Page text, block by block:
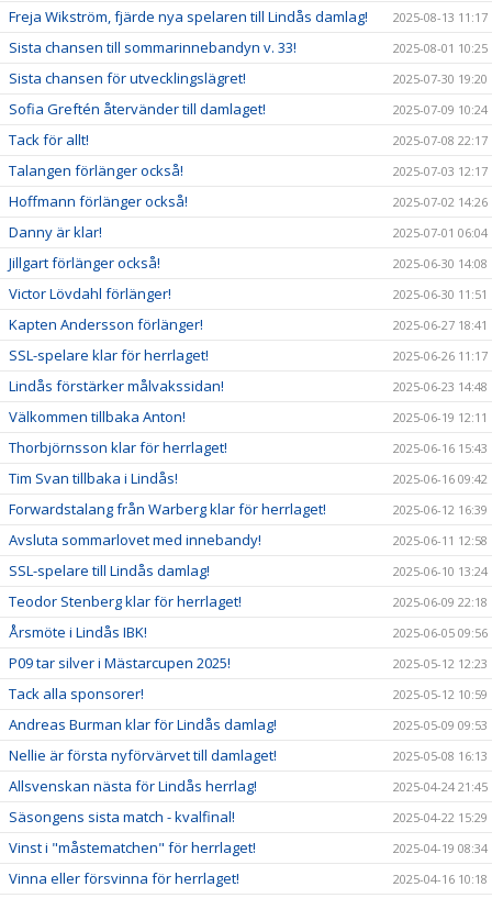
Freja Wikström, fjärde nya spelaren till Lindås damlag! 2025-08-13 11:17
Sista chansen till sommarinnebandyn v. 33! 2025-08-01 10:25
Sista chansen för utvecklingslägret! 2025-07-30 19:20
Sofia Greftén återvänder till damlaget! 2025-07-09 10:24
Tack för allt! 2025-07-08 22:17
Talangen förlänger också! 2025-07-03 12:17
Hoffmann förlänger också! 2025-07-02 14:26
Danny är klar! 2025-07-01 06:04
Jillgart förlänger också! 2025-06-30 14:08
Victor Lövdahl förlänger! 2025-06-30 11:51
Kapten Andersson förlänger! 2025-06-27 18:41
SSL-spelare klar för herrlaget! 2025-06-26 11:17
Lindås förstärker målvakssidan! 2025-06-23 14:48
Välkommen tillbaka Anton! 2025-06-19 12:11
Thorbjörnsson klar för herrlaget! 2025-06-16 15:43
Tim Svan tillbaka i Lindås! 2025-06-16 09:42
Forwardstalang från Warberg klar för herrlaget! 2025-06-12 16:39
Avsluta sommarlovet med innebandy! 2025-06-11 12:58
SSL-spelare till Lindås damlag! 2025-06-10 13:24
Teodor Stenberg klar för herrlaget! 2025-06-09 22:18
Årsmöte i Lindås IBK! 2025-06-05 09:56
P09 tar silver i Mästarcupen 2025! 2025-05-12 12:23
Tack alla sponsorer! 2025-05-12 10:59
Andreas Burman klar för Lindås damlag! 2025-05-09 09:53
Nellie är första nyförvärvet till damlaget! 2025-05-08 16:13
Allsvenskan nästa för Lindås herrlag! 2025-04-24 21:45
Säsongens sista match - kvalfinal! 2025-04-22 15:29
Vinst i "måstematchen" för herrlaget! 2025-04-19 08:34
Vinna eller försvinna för herrlaget! 2025-04-16 10:18